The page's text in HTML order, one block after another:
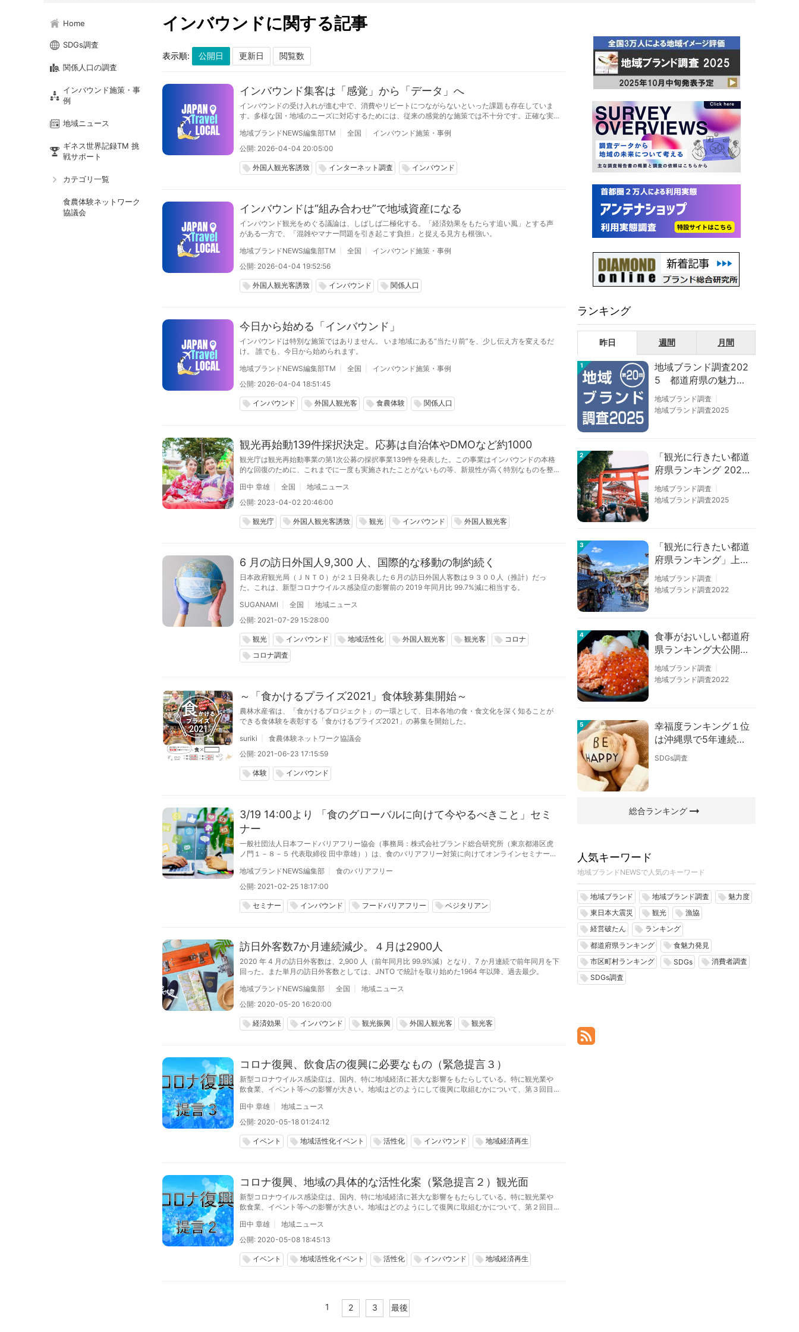
Home
SDGs調査
関係人口の調査
インバウンド施策・事
例
地域ニュース
ギネス世界記録TM 挑
戦サポート
カテゴリ一覧
食農体験ネットワーク
協議会
インバウンドに関する記事
表示順:
インバウンド集客は「感覚」から「データ」へ
インバウンドの受け入れが進む中で、消費やリピートにつながらないといった課題も存在していま
す。多様な国・地域のニーズに対応するためには、従来の感覚的な施策では不十分です。正確な実
的な施策の質が、成功を左右する重要な分岐点となり、持続的なインバウンド受け入れにつながり
ます。
地域ブランドNEWS編集部TM 全国
インバウンド施策・事例
公開: 2026-04-04 20:05:00
local_offer 外国人観光客誘致 local_offer インターネット調査 local_offer インバウンド
インバウンドは“組み合わせ”で地域資産になる
インバウンド観光をめぐる議論は、しばしば二極化する。「経済効果をもたらす追い風」とする声
がある一方で、「混雑やマナー問題を引き起こす負担」と捉える見方も根強い。
地域ブランドNEWS編集部TM
全国
インバウンド施策・事例
公開: 2026-04-04 19:52:56
local_offer 外国人観光客誘致 local_offer インバウンド local_offer 関係人口
今日から始める「インバウンド」
インバウンドは特別な施策ではありません。 いま地域にある“当たり前”を、少し伝え方を変えるだ
け。 誰でも、今日から始められます。
地域ブランドNEWS編集部TM
全国
インバウンド施策・事例
公開: 2026-04-04 18:51:45
local_offer インバウンド local_offer 外国人観光客 local_offer 食農体験 local_offer 関係人口
観光再始動139件採択決定。応募は自治体やDMOなど約1000
観光庁は観光再始動事業の第1次公募の採択事業139件を発表した。この事業はインバウンドの本格
的な回復のために、これまでに一度も実施されたことがないもの等、新規性が高く特別なものを整
田中 章雄
全国
地域ニュース
公開: 2023-04-02 20:46:00
local_offer 観光庁 local_offer 外国人観光客誘致 local_offer 観光 local_offer インバウンド local_offer 外国人観光客
6 月の訪日外国人9,300 人、国際的な移動の制約続く
日本政府観光局（ＪＮＴＯ）が２１日発表した６月の訪日外国人客数は９３００人（推計）だっ
た。これは、新型コロナウイルス感染症の影響前の 2019 年同月比 99.7%減に相当する。
SUGANAMI
全国
地域ニュース
公開: 2021-07-29 15:28:00
local_offer 観光 local_offer インバウンド local_offer 地域活性化 local_offer 外国人観光客 local_offer 観光客 local_offer コロナ
local_offer コロナ調査
～「食かけるプライズ2021」食体験募集開始～
農林水産省は、「食かけるプロジェクト」の一環として、日本各地の食・食文化を深く知ることが
できる食体験を表彰する「食かけるプライズ2021」の募集を開始した。
suriki
食農体験ネットワーク協議会
公開: 2021-06-23 17:15:59
local_offer 体験 local_offer インバウンド
3/19 14:00より 「食のグローバルに向けて今やるべきこと」セミ
ナー
一般社団法人日本フードバリアフリー協会（事務局：株式会社ブランド総合研究所（東京都港区虎
ノ門１－８－５ 代表取締役 田中章雄））は、食のバリアフリー対策に向けてオンラインセミナー
日（金）に開催する。
地域ブランドNEWS編集部
食のバリアフリー
公開: 2021-02-25 18:17:00
local_offer セミナー local_offer インバウンド local_offer フードバリアフリー local_offer ベジタリアン
訪日外客数7か月連続減少。４月は2900人
2020 年 4 月の訪日外客数は、2,900 ⼈（前年同月⽐ 99.9%減）となり、7 か月連続で前年同月を下
回った。また単月の訪日外客数としては、JNTO で統計を取り始めた1964 年以降、過去最少。
地域ブランドNEWS編集部
全国
地域ニュース
公開: 2020-05-20 16:20:00
local_offer 経済効果 local_offer インバウンド local_offer 観光振興 local_offer 外国人観光客 local_offer 観光客
コロナ復興、飲食店の復興に必要なもの（緊急提言３）
新型コロナウイルス感染症は、国内、特に地域経済に甚大な影響をもたらしている。特に観光業や
飲食業、イベント等への影響が大きい。地域はどのようにして復興に取組むかについて、第３回目
田中 章雄
地域ニュース
公開: 2020-05-18 01:24:12
local_offer イベント local_offer 地域活性化イベント local_offer 活性化 local_offer インバウンド local_offer 地域経済再生
コロナ復興、地域の具体的な活性化案（緊急提言２）観光面
新型コロナウイルス感染症は、国内、特に地域経済に甚大な影響をもたらしている。特に観光業や
飲食業、イベント等への影響が大きい。地域はどのようにして復興に取組むかについて、第２回目
田中 章雄
地域ニュース
公開: 2020-05-08 18:45:13
local_offer イベント local_offer 地域活性化イベント local_offer 活性化 local_offer インバウンド local_offer 地域経済再生
1 2 3 最後
ランキング
昨日 週間 月間
1
地域ブランド調査202
5 都道府県の魅力度
等調査結果
地域ブランド調査
地域ブランド調査2025
2
「観光に行きたい都道
府県ランキング 202
6」京都は低下、神奈
川上昇
地域ブランド調査
地域ブランド調査2025
3
「観光に行きたい都道
府県ランキング」上位
の順位に変動あり
地域ブランド調査
地域ブランド調査2022
4
食事がおいしい都道府
県ランキング大公開！
１位は北海道、３位は
大阪府、２位は〇〇
地域ブランド調査
地域ブランド調査2022
5
幸福度ランキング１位
は沖縄県で5年連続！
佐賀、愛知が順位上昇
【幸福度調査2026】
SDGs調査
総合ランキングarrow_right_alt
人気キーワード
地域ブランドNEWSで人気のキーワード
local_offer 地域ブランド local_offer 地域ブランド調査 local_offer 魅力度
local_offer 東日本大震災 local_offer 観光 local_offer 漁協
local_offer 経営破たん local_offer ランキング
local_offer 都道府県ランキング local_offer 食魅力発見
local_offer 市区町村ランキング local_offer SDGs local_offer 消費者調査
local_offer SDGs調査